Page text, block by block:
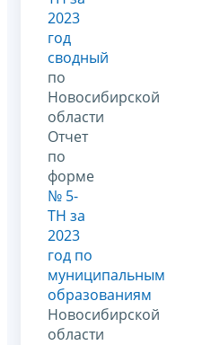
2023
год
сводный
по
Новосибирской
области
Отчет
по
форме
№ 5-
ТН за
2023
год по
муниципальным
образованиям
Новосибирской
области